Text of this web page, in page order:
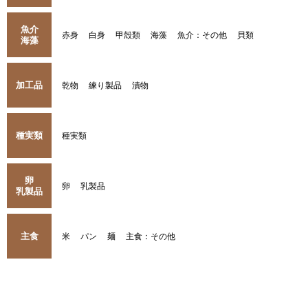
魚介
海藻
赤身 白身 甲殻類 海藻 魚介：その他 貝類
加工品 乾物 練り製品 漬物
種実類 種実類
卵
乳製品
卵 乳製品
主食 米 パン 麺 主食：その他